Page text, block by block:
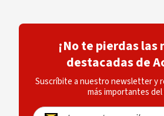
¡No te pierdas las
destacadas de
Suscríbite a nuestro newsletter y
más importantes del